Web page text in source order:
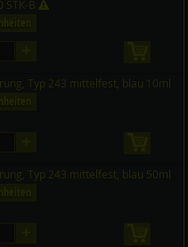
STK-B
Typ 243 mittelfest, blau 10ml
Typ 243 mittelfest, blau 50ml